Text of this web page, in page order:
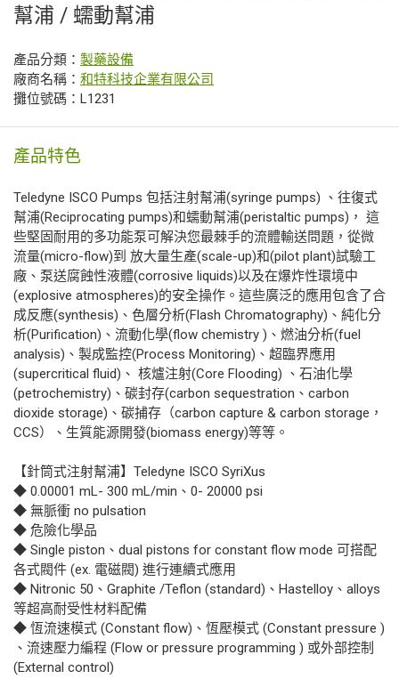
幫浦 / 蠕動幫浦
產品分類： 製藥設備
廠商名稱： 和特科技企業有限公司
攤位號碼：L1231
產品特色
Teledyne ISCO Pumps 包括注射幫浦(syringe pumps) 、往復式
幫浦(Reciprocating pumps)和蠕動幫浦(peristaltic pumps)， 這
些堅固耐用的多功能泵可解決您最棘手的流體輸送問題，從微
流量(micro-flow)到 放大量生產(scale-up)和(pilot plant)試驗工
廠、泵送腐蝕性液體(corrosive liquids)以及在爆炸性環境中
(explosive atmospheres)的安全操作。這些廣泛的應用包含了合
成反應(synthesis)、色層分析(Flash Chromatography)、純化分
析(Purification)、流動化學(flow chemistry )、燃油分析(fuel
analysis)、製成監控(Process Monitoring)、超臨界應用
(supercritical fluid)、 核爐注射(Core Flooding) 、石油化學
(petrochemistry)、碳封存(carbon sequestration、carbon
dioxide storage)、碳捕存（carbon capture & carbon storage，
CCS）、生質能源開發(biomass energy)等等。
【針筒式注射幫浦】Teledyne ISCO SyriXus
◆ 0.00001 mL- 300 mL/min、0- 20000 psi
◆ 無脈衝 no pulsation
◆ 危險化學品
◆ Single piston、dual pistons for constant flow mode 可搭配
各式閥件 (ex. 電磁閥) 進行連續式應用
◆ Nitronic 50、Graphite /Teflon (standard)、Hastelloy、alloys
等超高耐受性材料配備
◆ 恆流速模式 (Constant flow)、恆壓模式 (Constant pressure )
、流速壓力編程 (Flow or pressure programming ) 或外部控制
(External control)